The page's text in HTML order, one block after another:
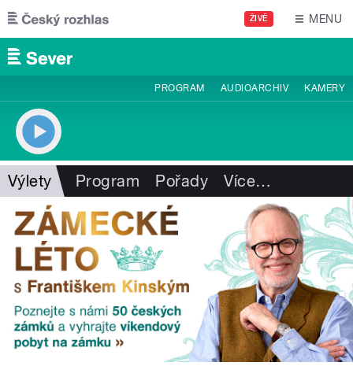
Přejít k hlavnímu obsahu
ŽIVĚ MENU
PROGRAM AUDIOARCHIV KAMERY
Výlety Program Pořady Více…